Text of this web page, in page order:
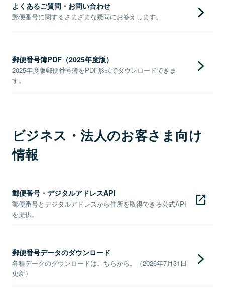
よくあるご質問・お問い合わせ
郵便番号に関するさまざまな疑問にお答えします。
郵便番号簿PDF（2025年度版）
2025年度版郵便番号簿をPDF形式でダウンロードできま
す。
ビジネス・法人のお客さま向け
情報
郵便番号・デジタルアドレスAPI
郵便番号とデジタルアドレスから住所を取得できる公式API
を提供。
郵便番号データのダウンロード
各種データのダウンロードはこちらから。（2026年7月31日
更新）